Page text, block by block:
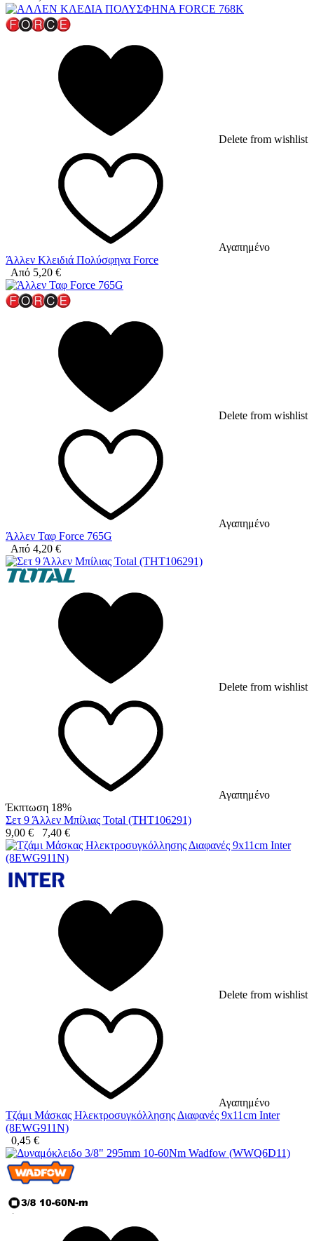
Delete from wishlist
Αγαπημένο
Άλλεν Κλειδιά Πολύσφηνα Force
Από 5,20 €
Delete from wishlist
Αγαπημένο
Άλλεν Ταφ Force 765G
Από 4,20 €
Delete from wishlist
Αγαπημένο
Έκπτωση 18%
Σετ 9 Άλλεν Μπίλιας Total (THT106291)
9,00 € 7,40 €
Delete from wishlist
Αγαπημένο
Τζάμι Μάσκας Ηλεκτροσυγκόλλησης Διαφανές 9x11cm Inter
(8EWG911N)
0,45 €